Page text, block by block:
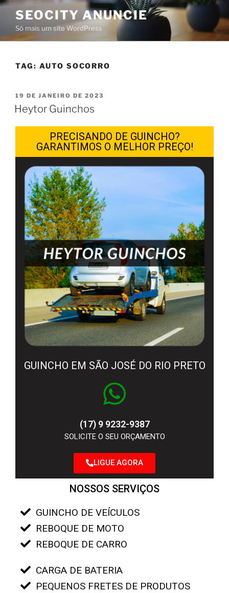
SEOCITY ANUNCIE
Só mais um site WordPress
TAG: AUTO SOCORRO
19 DE JANEIRO DE 2023
Heytor Guinchos
PRECISANDO DE GUINCHO?
GARANTIMOS O MELHOR PREÇO!
GUINCHO EM SÃO JOSÉ DO RIO PRETO
(17) 9 9232-9387
SOLICITE O SEU ORÇAMENTO
LIGUE AGORA
NOSSOS SERVIÇOS
GUINCHO DE VEÍCULOS
REBOQUE DE MOTO
REBOQUE DE CARRO
CARGA DE BATERIA
PEQUENOS FRETES DE PRODUTOS